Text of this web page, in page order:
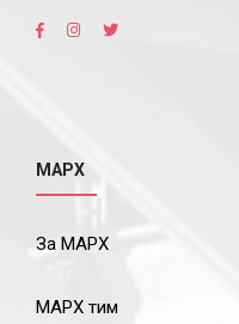
МАРХ
За МАРХ
МАРХ тим